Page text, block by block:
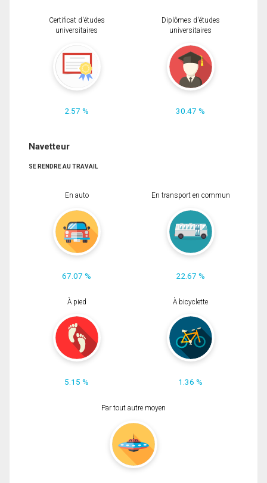
Certificat d'études
universitaires
2.57 %
Diplômes d'études
universitaires
30.47 %
Navetteur
SE RENDRE AU TRAVAIL
En auto
67.07 %
En transport en commun
22.67 %
À pied
5.15 %
À bicyclette
1.36 %
Par tout autre moyen